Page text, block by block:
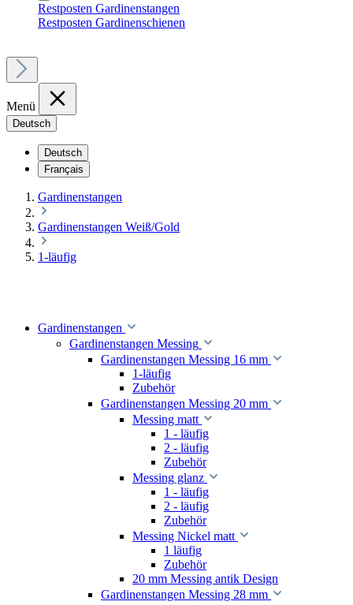
Restposten Gardinenstangen
Restposten Gardinenschienen
Menü
Deutsch
Deutsch
Français
Gardinenstangen
Gardinenstangen Weiß/Gold
1-läufig
Gardinenstangen
Gardinenstangen Messing
Gardinenstangen Messing 16 mm
1-läufig
Zubehör
Gardinenstangen Messing 20 mm
Messing matt
1 - läufig
2 - läufig
Zubehör
Messing glanz
1 - läufig
2 - läufig
Zubehör
Messing Nickel matt
1 läufig
Zubehör
20 mm Messing antik Design
Gardinenstangen Messing 28 mm